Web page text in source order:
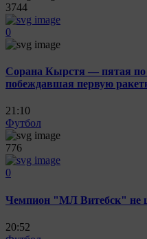
3744
0
Сорана Кырстя — пятая по
побеждавшая первую
21:10
Футбол
776
0
Чемпион "МЛ Витебск" не
20:52